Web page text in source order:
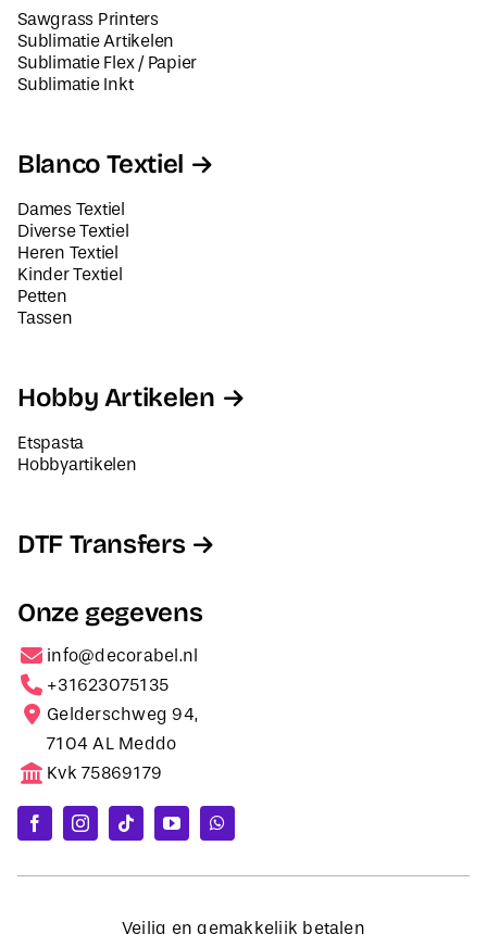
Sawgrass Printers
Sublimatie Artikelen
Sublimatie Flex / Papier
Sublimatie Inkt
Blanco Textiel
Dames Textiel
Diverse Textiel
Heren Textiel
Kinder Textiel
Petten
Tassen
Hobby Artikelen
Etspasta
Hobbyartikelen
DTF Transfers
Onze gegevens
info@decorabel.nl
+31623075135
Gelderschweg 94,
7104 AL Meddo
Kvk 75869179
Veilig en gemakkelijk betalen